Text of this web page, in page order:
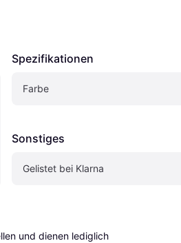
Spezifikationen
Farbe
Sonstiges
Gelistet bei Klarna
und dienen lediglich